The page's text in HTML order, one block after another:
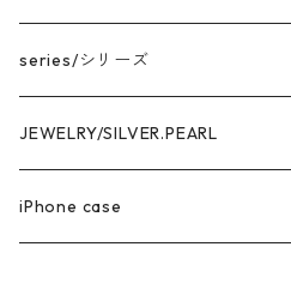
series/シリーズ
中空構造デザイン
marina series/マリーナシリーズ
getsumen series/月面シリーズ
JEWELRY/SILVER.PEARL
PIRCE & EARRNG
iPhone case